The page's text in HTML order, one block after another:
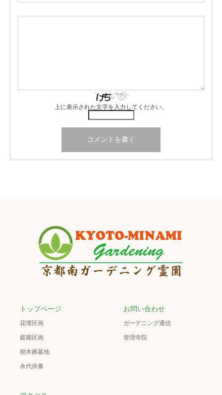
上に表示された文字を入力してください。
トップページ
花壇区画
庭園区画
樹木葬墓地
永代供養
お問い合わせ
ガーデニング通信
管理寺院